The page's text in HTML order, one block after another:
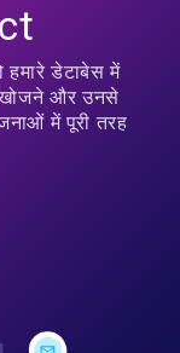
डेटाबेस में
खोजने और उनसे
में पूरी तरह